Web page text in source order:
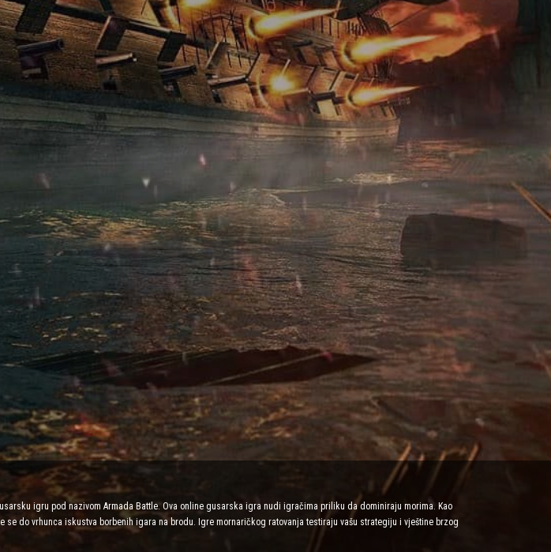
igru pod nazivom Armada Battle. Ova online gusarska igra nudi igračima priliku da dominiraju morima. Kao
do vrhunca iskustva borbenih igara na brodu. Igre mornaričkog ratovanja testiraju vašu strategiju i vještine brzog